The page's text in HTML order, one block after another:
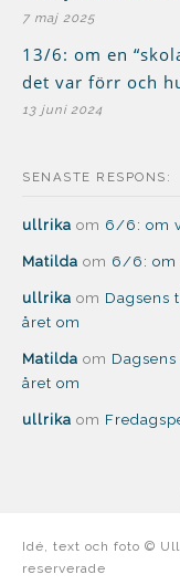
7 maj 2025
13/6: om en
det var förr och
13 juni 2024
SENASTE RESPONS:
ullrika om 6/6: om
Matilda om 6/6: om
ullrika om Dagsens
året om
Matilda om
året om
ullrika om
Idé, text och foto ©
reserverade